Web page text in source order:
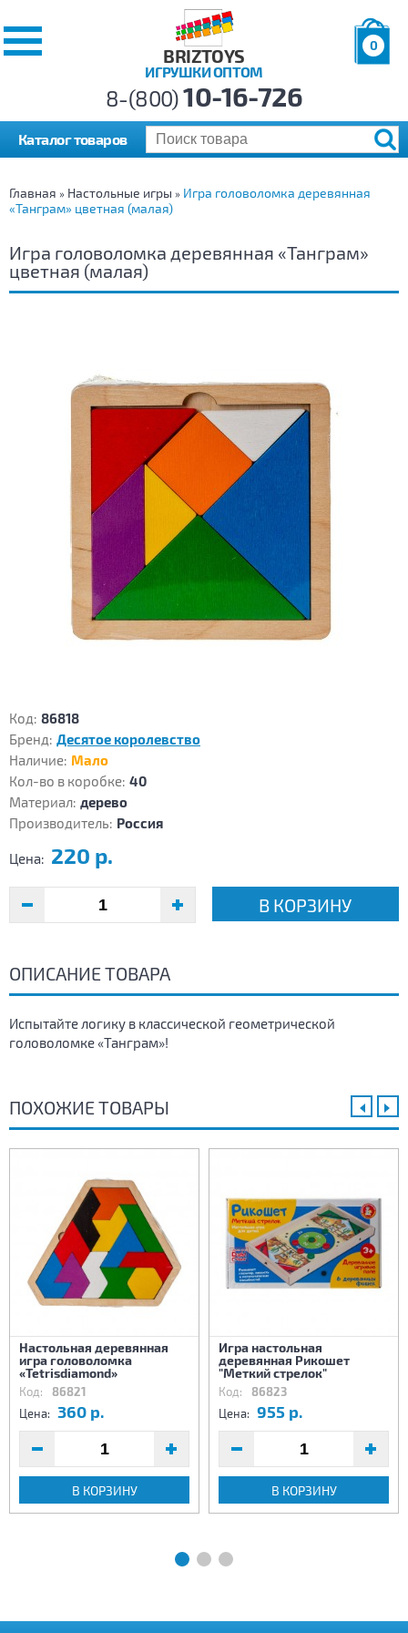
BRIZTOYS
ИГРУШКИ ОПТОМ
0
р.
8-(800)10-16-726
Каталог товаров
Главная » Настольные игры » Игра головоломка деревянная
«Танграм» цветная (малая)
Игра головоломка деревянная «Танграм»
цветная (малая)
Код: 86818
Бренд: Десятое королевство
Наличие: Мало
Кол-во в коробке: 40
Материал: дерево
Производитель: Россия
Цена: 220 р.
В КОРЗИНУ
ОПИСАНИЕ ТОВАРА
Испытайте логику в классической геометрической
головоломке «Танграм»!
ПОХОЖИЕ ТОВАРЫ
Настольная деревянная
игра головоломка
«Tetrisdiamond»
Код: 86821
Цена: 360 р.
В КОРЗИНУ
Игра настольная
деревянная Рикошет
"Меткий стрелок"
Код: 86823
Цена: 955 р.
В КОРЗИНУ